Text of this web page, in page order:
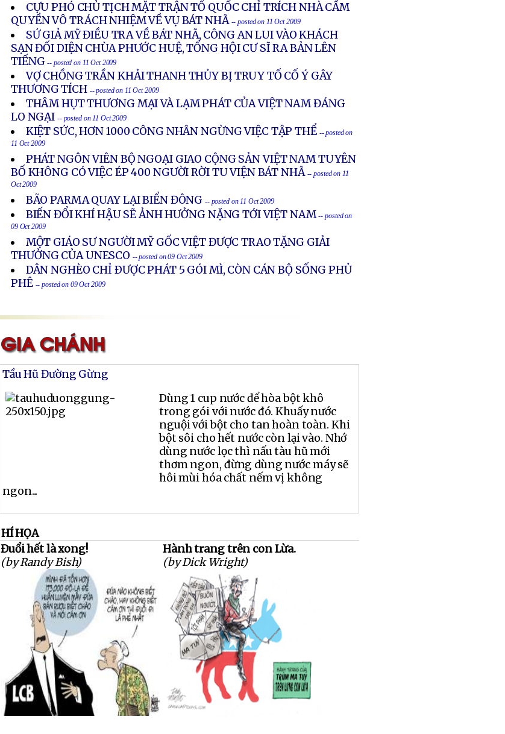
CỰU PHÓ CHỦ TỊCH MẶT TRẬN TỔ QUỐC CHỈ TRÍCH NHÀ CẦM
QUYỀN VÔ TRÁCH NHIỆM VỀ VỤ BÁT NHÃ -- posted on 11 Oct 2009
SỨ GIẢ MỸ ĐIỀU TRA VỀ BÁT NHÃ, CÔNG AN LUI VÀO KHÁCH
SẠN ĐỐI DIỆN CHÙA PHƯỚC HUỆ, TỔNG HỘI CƯ SĨ RA BẢN LÊN
TIẾNG -- posted on 11 Oct 2009
VỢ CHỒNG TRẦN KHẢI THANH THỦY BỊ TRUY TỐ CỐ Ý GÂY
THƯƠNG TÍCH -- posted on 11 Oct 2009
THÂM HỤT THƯƠNG MẠI VÀ LẠM PHÁT CỦA VIỆT NAM ĐÁNG
LO NGẠI -- posted on 11 Oct 2009
KIỆT SỨC, HƠN 1000 CÔNG NHÂN NGỪNG VIỆC TẬP THỂ -- posted on
11 Oct 2009
PHÁT NGÔN VIÊN BỘ NGOẠI GIAO CỘNG SẢN VIỆT NAM TUYÊN
BỐ KHÔNG CÓ VIỆC ÉP 400 NGƯỜI RỜI TU VIỆN BÁT NHÃ -- posted on 11
Oct 2009
BÃO PARMA QUAY LẠI BIỂN ĐÔNG -- posted on 11 Oct 2009
BIẾN ĐỔI KHÍ HẬU SẼ ẢNH HƯỞNG NẶNG TỚI VIỆT NAM -- posted on
09 Oct 2009
MỘT GIÁO SƯ NGƯỜI MỸ GỐC VIỆT ĐƯỢC TRAO TẶNG GIẢI
THƯỞNG CỦA UNESCO -- posted on 09 Oct 2009
DÂN NGHÈO CHỈ ÐƯỢC PHÁT 5 GÓI MÌ, CÒN CÁN BỘ SỐNG PHỦ
PHÊ -- posted on 09 Oct 2009
Tầu Hũ Đường Gừng
Dùng 1 cup nước để hòa bột khô
trong gói với nước đó. Khuấy nước
nguội với bột cho tan hoàn toàn. Khi
bột sôi cho hết nước còn lại vào. Nhớ
dùng nước lọc thì nấu tàu hũ mới
thơm ngon, đừng dùng nước máy sẽ
hôi mùi hóa chất nếm vị không
ngon...
HÍ HỌA
Đuổi hết là xong!
(by Randy Bish)
Hành trang trên con Lừa.
(by Dick Wright)